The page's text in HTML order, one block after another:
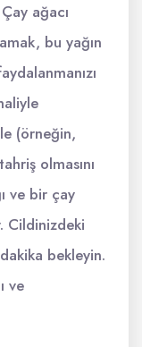
ağacı
bu yağın
(örneğin,
olmasını
ve bir çay
Cildinizdeki
bekleyin.
ve